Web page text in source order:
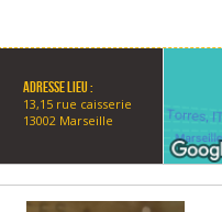
Adresse lieu :
13,15 rue caisserie
13002 Marseille